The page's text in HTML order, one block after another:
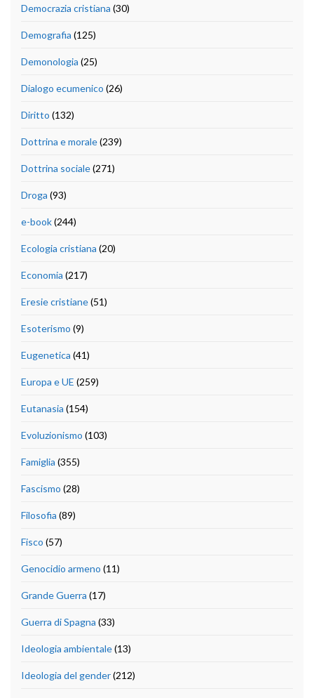
Democrazia cristiana (30)
Demografia (125)
Demonologia (25)
Dialogo ecumenico (26)
Diritto (132)
Dottrina e morale(239)
Dottrina sociale(271)
Droga (93)
e-book(244)
Ecologia cristiana (20)
Economia (217)
Eresie cristiane(51)
Esoterismo (9)
Eugenetica (41)
Europa e UE (259)
Eutanasia (154)
Evoluzionismo (103)
Famiglia (355)
Fascismo (28)
Filosofia (89)
Fisco (57)
Genocidio armeno (11)
Grande Guerra (17)
Guerra di Spagna (33)
Ideologia ambientale(13)
Ideologia del gender(212)